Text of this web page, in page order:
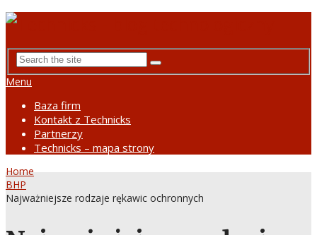
Menu
Baza firm
Kontakt z Technicks
Partnerzy
Technicks – mapa strony
Home
BHP
Najważniejsze rodzaje rękawic ochronnych